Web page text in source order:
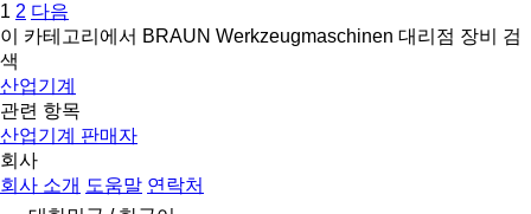
1 2 다음
이 카테고리에서 BRAUN Werkzeugmaschinen 대리점 장비 검
색
산업기계
관련 항목
산업기계 판매자
회사
회사 소개 도움말 연락처